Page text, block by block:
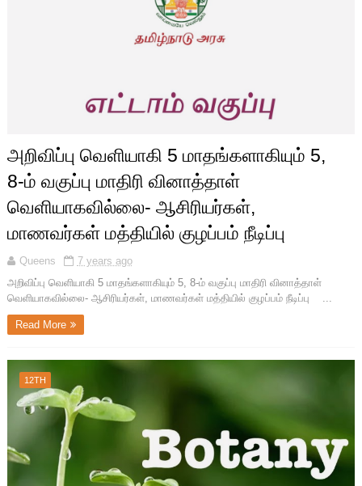
அறிவிப்பு வெளியாகி 5 மாதங்களாகியும் 5,
8-ம் வகுப்பு மாதிரி வினாத்தாள்
வெளியாகவில்லை- ஆசிரியர்கள்,
மாணவர்கள் மத்தியில் குழப்பம் நீடிப்பு
Queens
7 years ago
அறிவிப்பு வெளியாகி 5 மாதங்களாகியும் 5, 8-ம் வகுப்பு மாதிரி வினாத்தாள்
வெளியாகவில்லை- ஆசிரியர்கள், மாணவர்கள் மத்தியில் குழப்பம் நீடிப்பு ...
Read More
12TH